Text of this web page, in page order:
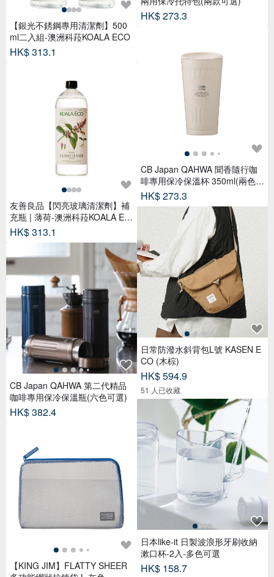
【銀光不銹鋼專用清潔劑】500
ml二入組-澳洲科菈KOALA ECO
HK$ 313.1
友善良品【閃亮玻璃清潔劑】補
充瓶 | 薄荷-澳洲科菈KOALA EC
O
HK$ 313.1
CB Japan QAHWA 第二代精品
咖啡專用保冷保溫瓶(六色可選)
HK$ 382.4
【KING JIM】FLATTY SHEER
HK$ 273.3
CB Japan QAHWA 聞香隨行咖
啡專用保冷保溫杯 350ml(兩色可
選)
HK$ 273.3
日常防潑水斜背包L號 KASEN E
CO (木棕)
HK$ 594.9
51 人已收藏
日本like-it 日製波浪形牙刷收納
漱口杯-2入-多色可選
HK$ 158.7